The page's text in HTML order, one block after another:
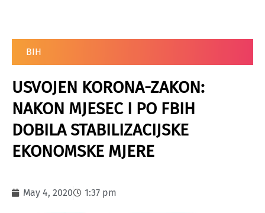
BIH
USVOJEN KORONA-ZAKON:
NAKON MJESEC I PO FBIH
DOBILA STABILIZACIJSKE
EKONOMSKE MJERE
May 4, 2020 1:37 pm